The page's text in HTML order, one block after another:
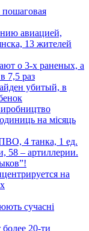
авиацией,
13 жителей
о 3-х раненых, а
7,5 раз
убитый, в
на місяць
4 танка, 1 ед.
58 – артиллерии.
на
сучасні
20-ти